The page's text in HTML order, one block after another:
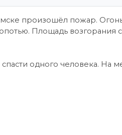
произошёл пожар.
Площадь возгорания
одного человека. На